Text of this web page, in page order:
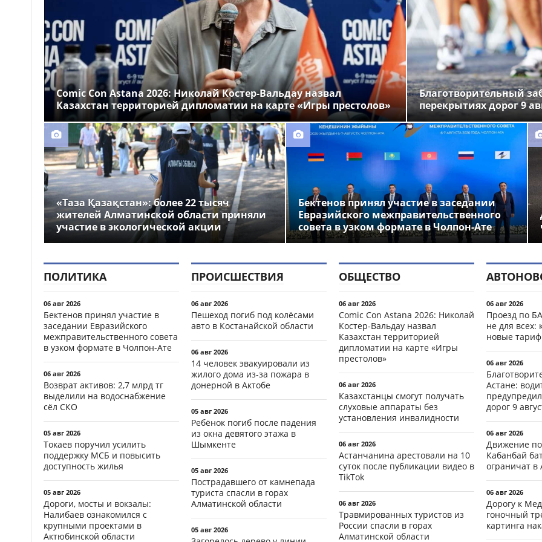
14:00
Более 1 млн тг: кому в
Казахстане предлагали
самые высокие зарплаты
12:55
Стало известно, на
какие специальности
выделили больше всего
грантов в Казахстане
Comic Con Astana 2026: Николай Костер-Вальдау назвал
Казахстан территорией дипломатии на карте «Игры престолов»
Благотворительный
перекрытиях дорог 9
«Таза Қазақстан»: более 22 тысяч
жителей Алматинской области приняли
участие в экологической акции
Бектенов принял участие в заседании
Евразийского межправительственного
совета в узком формате в Чолпон-Ате
ПОЛИТИКА
06 авг 2026
Бектенов принял участие в
заседании Евразийского
межправительственного совета
в узком формате в Чолпон-Ате
06 авг 2026
Возврат активов: 2,7 млрд тг
выделили на водоснабжение
сёл СКО
05 авг 2026
Токаев поручил усилить
поддержку МСБ и повысить
доступность жилья
05 авг 2026
Дороги, мосты и вокзалы:
Налибаев ознакомился с
крупными проектами в
Актюбинской области
ПРОИСШЕСТВИЯ
06 авг 2026
Пешеход погиб под колёсами
авто в Костанайской области
06 авг 2026
14 человек эвакуировали из
жилого дома из-за пожара в
донерной в Актобе
05 авг 2026
Ребёнок погиб после падения
из окна девятого этажа в
Шымкенте
05 авг 2026
Пострадавшего от камнепада
туриста спасли в горах
Алматинской области
05 авг 2026
ОБЩЕСТВО
06 авг 2026
Comic Con Astana 2026: Николай
Костер-Вальдау назвал
Казахстан территорией
дипломатии на карте «Игры
престолов»
06 авг 2026
Казахстанцы смогут получать
слуховые аппараты без
установления инвалидности
06 авг 2026
Астанчанина арестовали на 10
суток после публикации видео в
TikTok
06 авг 2026
Травмированных туристов из
России спасли в горах
Алматинской области
06 авг 2026
Проезд по
не для всех:
новые
06 авг 2026
Астане:
дорог 9
06 авг 2026
Движение
Кабанбай
ограничат в
06 авг 2026
Дорогу к
гоночный
картинга